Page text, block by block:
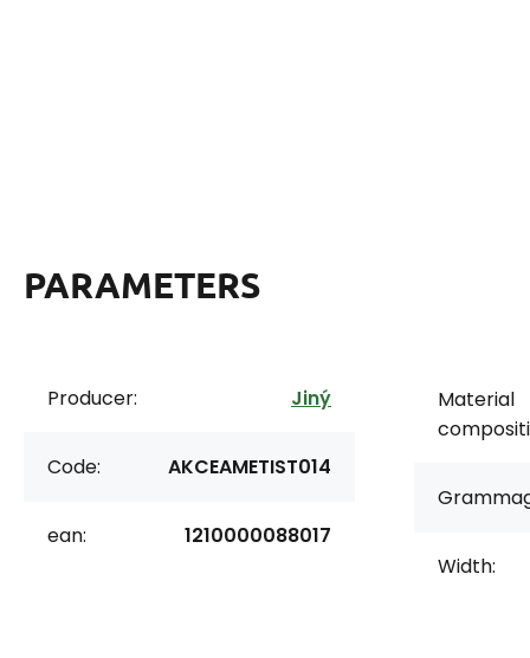
PARAMETERS
Producer: Jiný
Code: AKCEAMETIST014
ean: 1210000088017
Material
Width: